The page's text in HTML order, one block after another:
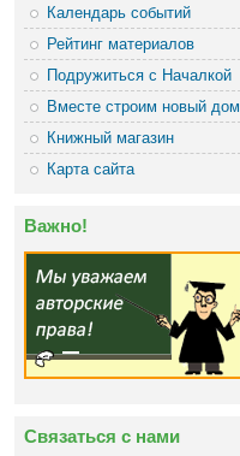
Календарь событий
Рейтинг материалов
Подружиться с Началкой
Вместе строим новый дом
Книжный магазин
Карта сайта
Важно!
Связаться с нами